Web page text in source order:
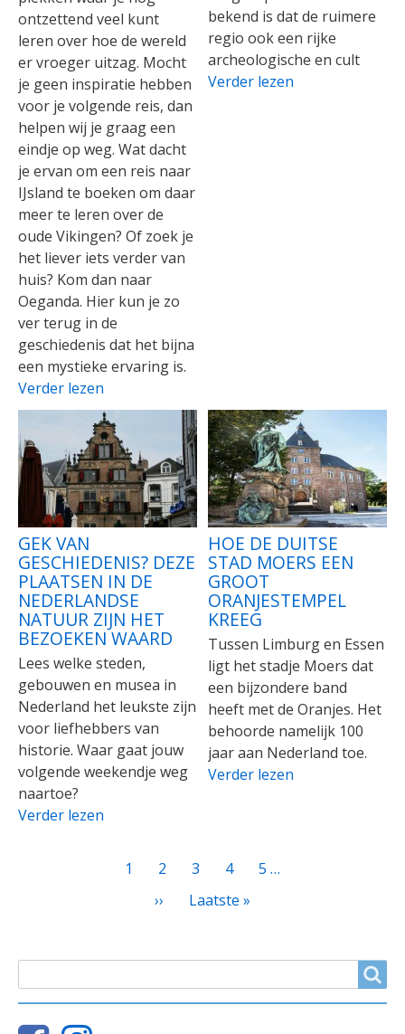
ontzettend veel kunt
leren over hoe de wereld
er vroeger uitzag. Mocht
je geen inspiratie hebben
voor je volgende reis, dan
helpen wij je graag een
eindje op weg. Wat dacht
je ervan om een reis naar
IJsland te boeken om daar
meer te leren over de
oude Vikingen? Of zoek je
het liever iets verder van
huis? Kom dan naar
Oeganda. Hier kun je zo
ver terug in de
geschiedenis dat het bijna
een mystieke ervaring is.
Verder lezen
bekend is dat de ruimere
regio ook een rijke
archeologische en cult
Verder lezen
GEK VAN
GESCHIEDENIS? DEZE
PLAATSEN IN DE
NEDERLANDSE
NATUUR ZIJN HET
BEZOEKEN WAARD
Lees welke steden,
gebouwen en musea in
Nederland het leukste zijn
voor liefhebbers van
historie. Waar gaat jouw
volgende weekendje weg
naartoe?
Verder lezen
HOE DE DUITSE
STAD MOERS EEN
GROOT
ORANJESTEMPEL
KREEG
Tussen Limburg en Essen
ligt het stadje Moers dat
een bijzondere band
heeft met de Oranjes. Het
behoorde namelijk 100
jaar aan Nederland toe.
Verder lezen
Huidige
1 Page
2 Page
3 Page
4 Page
5 …
Volgende
››
Laatste
Laatste »